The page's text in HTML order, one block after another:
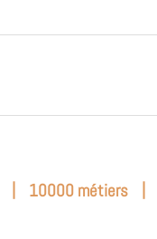
| 10000 métiers |